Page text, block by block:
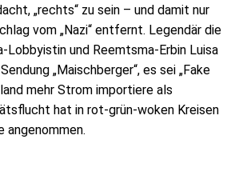
„rechts“ zu sein – und damit nur
vom „Nazi“ entfernt. Legendär die
Lobbyistin und Reemtsma-Erbin Luisa
„Maischberger“, es sei „Fake
mehr Strom importiere als
hat in rot-grün-woken Kreisen
angenommen.